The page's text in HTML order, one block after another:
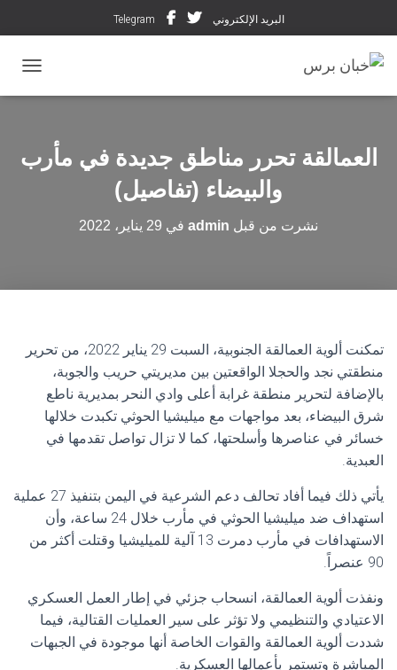
البريد الإلكتروني Telegram
العمالقة تحرر مناطق جديدة في مأرب
والبيضاء (تفاصيل)
نشرت من قبل admin في 29 يناير، 2022
تمكنت ألوية العمالقة الجنوبية، السبت 29 يناير 2022، من تحرير
منطقتي نجد والحجلا الواقعتين بين مديريتي حريب والجوبة،
بالإضافة لتحرير منطقة غرابة أعلى وادي النحر بمديرية ناطع
شرق البيضاء، بعد مواجهات مع ميليشيا الحوثي تكبدت خلالها
خسائر في عناصرها وأسلحتها، كما لا تزال تواصل تقدمها في
العبدية.
يأتي ذلك فيما أفاد تحالف دعم الشرعية في اليمن بتنفيذ 27 عملية
استهداف ضد ميليشيا الحوثي في مأرب خلال 24 ساعة، وأن
الاستهدافات في مأرب دمرت 13 آلية للميليشيا وقتلت أكثر من
90 عنصراً.
ونفذت ألوية العمالقة، انسحاب جزئي في إطار العمل العسكري
الاعتيادي والتنظيمي ولا تؤثر على سير العمليات القتالية، فيما
شددت ألوية العمالقة والقوات الخاصة أنها موجودة في الجبهات
المباشرة وتستمر بأعمالها العسكرية.